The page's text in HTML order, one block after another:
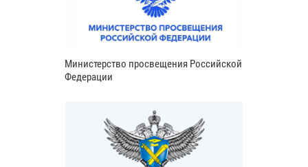
Министерство просвещения Российской
Федерации